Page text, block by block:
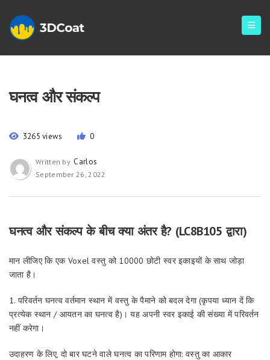
घनत्व और संकल्प
3265 views 0
Written by Carlos
September 26, 2022
घनत्व और संकल्प के बीच क्या अंतर है? (LC8B105 द्वारा)
मान लीजिए कि एक Voxel वस्तु को 10000 छोटी स्वर इकाइयों के साथ जोड़ा
जाता है।
1. परिवर्तन घनत्व वर्तमान स्थान में वस्तु के पैमाने को बदल देगा (कृपया ध्यान दें कि
प्रत्येक स्थान / आयतन का घनत्व है)। यह अपनी स्वर इकाई की संख्या में परिवर्तन
नहीं करेगा।
उदाहरण के लिए, दो बार घटने वाले घनत्व का परिणाम होगा: वस्तु का आकार